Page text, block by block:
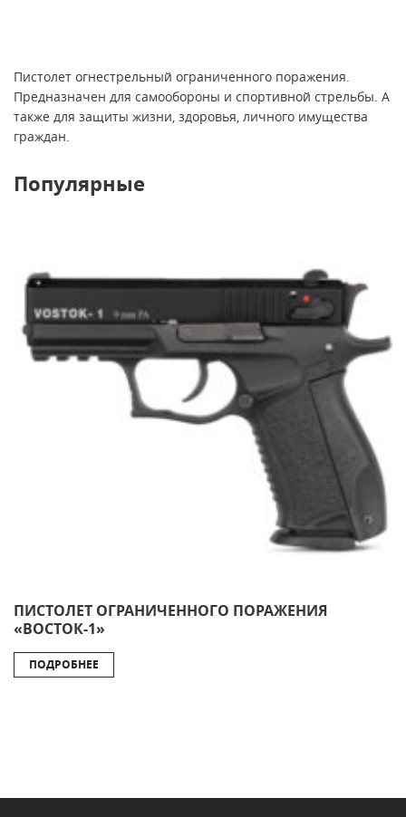
Пистолет огнестрельный ограниченного поражения.
Предназначен для самообороны и спортивной стрельбы. А
также для защиты жизни, здоровья, личного имущества
граждан.
Популярные
ПИСТОЛЕТ ОГРАНИЧЕННОГО ПОРАЖЕНИЯ
«ВОСТОК-1»
ПОДРОБНЕЕ